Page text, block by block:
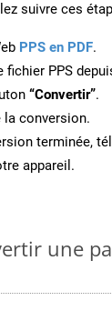
suivre ces
PPS en PDF.
fichier PPS
“Convertir”.
la conversion.
terminée,
appareil.
une